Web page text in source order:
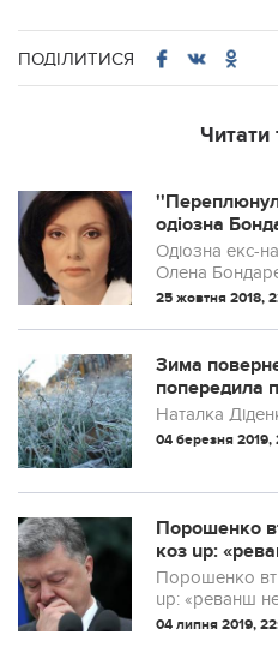
ПОДІЛИТИСЯ
Читати
одіозна
премією
Одіозна екс-
Олена
заявою щодо
режисеру
незаконно
25 жовтня 2018,
Зима
попередила
Україні
Наталка
04 березня 2019,
Порошенко
коз uр:
заяву!
Порошенко
uр: «реванш
04 липня 2019,